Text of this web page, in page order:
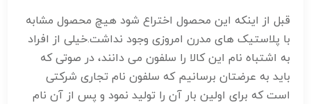
قبل از اینکه این محصول اختراع شود هیچ محصول مشابه
با پلاستیک های مدرن امروزی وجود نداشت.خیلی از افراد
به اشتباه نام این کالا را سلفون می دانند، در صوتی که
باید به عرضتان برسانیم که سلفون نام تجاری شرکتی
است که برای اولین بار آن را تولید نمود و پس از آن نام